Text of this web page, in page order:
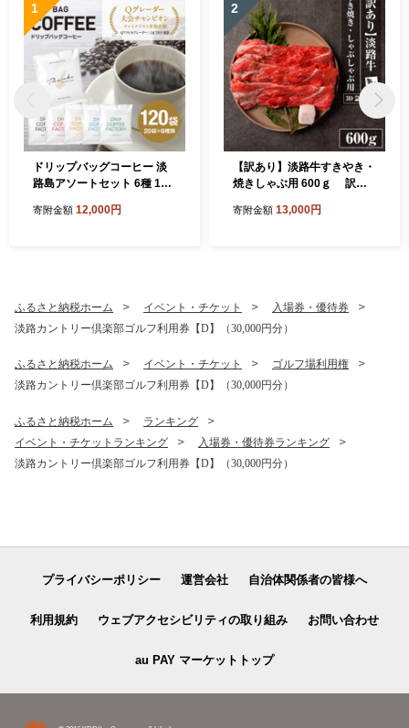
1
ドリップバッグコーヒー 淡
路島アソートセット 6種 120
寄附金額 12,000円
2
【訳あり】淡路牛すきやき・
焼きしゃぶ用 600ｇ 訳あ
寄附金額 13,000円
ふるさと納税ホーム イベント・チケット
入場券・優待券
淡路カントリー倶楽部ゴルフ利用券【D】（30,000円分）
ふるさと納税ホーム イベント・チケット
ゴルフ場利用権
淡路カントリー倶楽部ゴルフ利用券【D】（30,000円分）
ふるさと納税ホーム
ランキング
イベント・チケットランキング
入場券・優待券ランキング
淡路カントリー倶楽部ゴルフ利用券【D】（30,000円分）
プライバシーポリシー 運営会社 自治体関係者の皆様へ
利用規約 ウェブアクセシビリティの取り組み お問い合わせ
au PAY マーケットトップ